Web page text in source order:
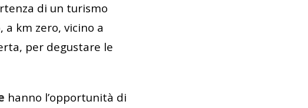
di un turismo
km zero, vicino a
per degustare le
hanno l’opportunità di